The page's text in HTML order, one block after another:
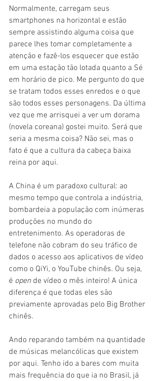
Normalmente, carregam seus
smartphones na horizontal e estão
sempre assistindo alguma coisa que
parece lhes tomar completamente a
atenção e fazê-los esquecer que estão
em uma estação tão lotada quanto a Sé
em horário de pico. Me pergunto do que
se tratam todos esses enredos e o que
são todos esses personagens. Da última
vez que me arrisquei a ver um dorama
(novela coreana) gostei muito. Será que
seria a mesma coisa? Não sei, mas o
fato é que a cultura da cabeça baixa
reina por aqui.
A China é um paradoxo cultural: ao
mesmo tempo que controla a indústria,
bombardeia a população com inúmeras
produções no mundo do
entretenimento. As operadoras de
telefone não cobram do seu tráfico de
dados o acesso aos aplicativos de vídeo
como o QiYi, o YouTube chinês. Ou seja,
é open de vídeo o mês inteiro! A única
diferença é que todas eles são
previamente aprovadas pelo Big Brother
chinês.
Ando reparando também na quantidade
de músicas melancólicas que existem
por aqui. Tenho ido a bares com muita
mais frequência do que ia no Brasil, já